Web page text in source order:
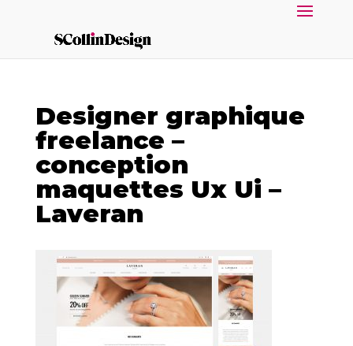
Designer graphique
freelance –
conception
maquettes Ux Ui –
Laveran